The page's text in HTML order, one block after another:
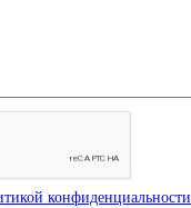
конфиденциальности